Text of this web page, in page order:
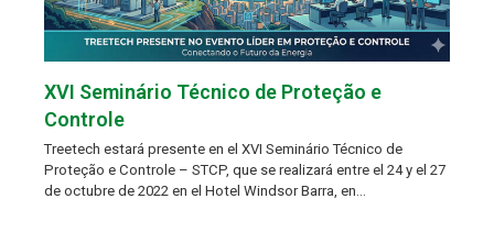
XVI Seminário Técnico de Proteção e
Controle
Treetech estará presente en el XVI Seminário Técnico de
Proteção e Controle – STCP, que se realizará entre el 24 y el 27
de octubre de 2022 en el Hotel Windsor Barra, en…